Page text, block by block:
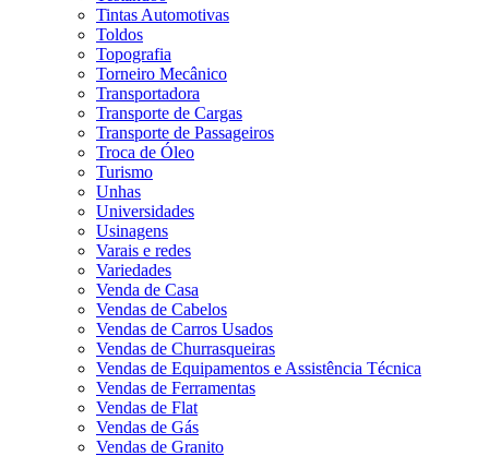
Tintas Automotivas
Toldos
Topografia
Torneiro Mecânico
Transportadora
Transporte de Cargas
Transporte de Passageiros
Troca de Óleo
Turismo
Unhas
Universidades
Usinagens
Varais e redes
Variedades
Venda de Casa
Vendas de Cabelos
Vendas de Carros Usados
Vendas de Churrasqueiras
Vendas de Equipamentos e Assistência Técnica
Vendas de Ferramentas
Vendas de Flat
Vendas de Gás
Vendas de Granito